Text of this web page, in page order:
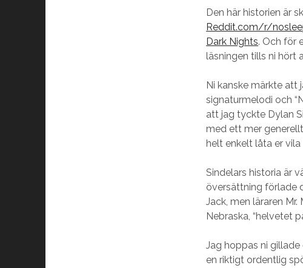
Den här historien är
Reddit.com/r/
Dark Nights. Och för
läsningen tills ni hört
Ni kanske märkte
signaturmelodi och
att jag tyckte Dylan
med ett mer
helt enkelt låta er
Sindelars historia är
översättning förlade
Jack, men läraren
Nebraska, “helvetet
Jag hoppas ni
en riktigt ordentlig